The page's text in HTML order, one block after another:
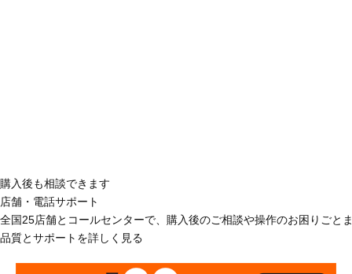
購入後も相談できます
店舗・電話サポート
全国25店舗とコールセンターで、購入後のご相談や操作のお困りごと
品質とサポートを詳しく見る